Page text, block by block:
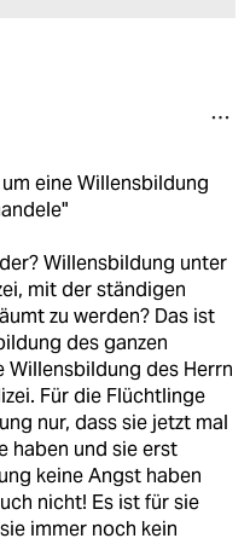
eine Willensbildung
Willensbildung unter
mit der ständigen
zu werden? Das ist
des ganzen
Willensbildung des Herrn
Für die Flüchtlinge
nur, dass sie jetzt mal
haben und sie erst
keine Angst haben
nicht! Es ist für sie
immer noch kein